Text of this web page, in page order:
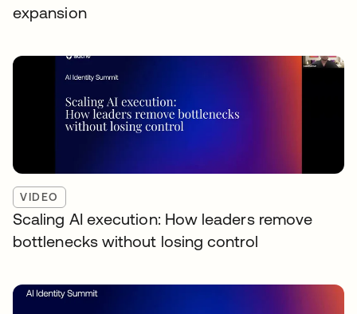
expansion
VIDEO
Scaling AI execution: How leaders remove
bottlenecks without losing control